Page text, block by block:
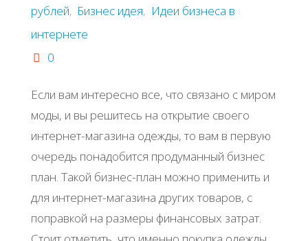
рублей, Бизнес идея, Идеи бизнеса в
интернете
0
Если вам интересно все, что связано с миром
моды, и вы решитесь на открытие своего
интернет-магазина одежды, то вам в первую
очередь понадобится продуманный бизнес
план. Такой бизнес-план можно применить и
для интернет-магазина других товаров, с
поправкой на размеры финансовых затрат.